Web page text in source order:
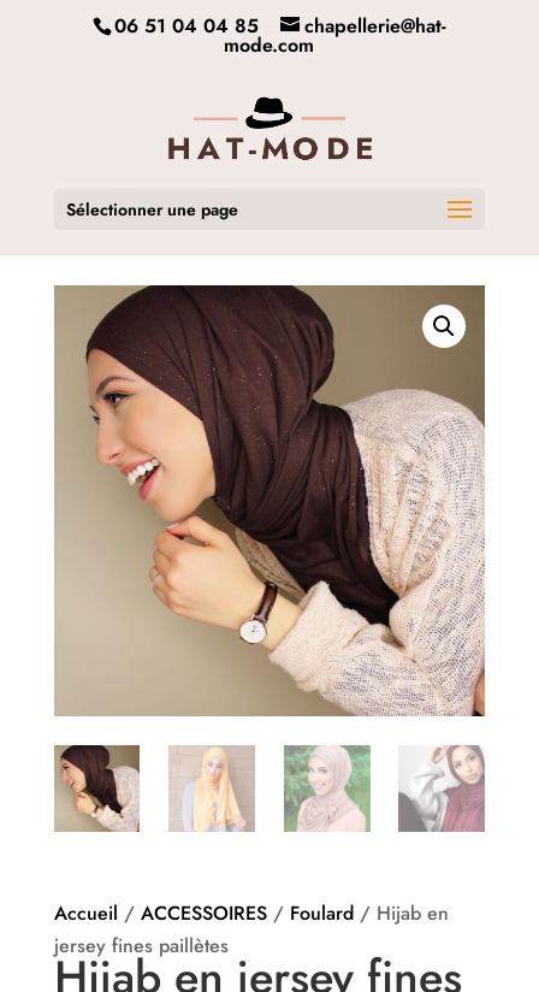
06 51 04 04 85 chapellerie@hat-
mode.com
Sélectionner une page
Accueil / ACCESSOIRES/ Foulard/ Hijab en
jersey fines paillètes
Hijab en jersey fines